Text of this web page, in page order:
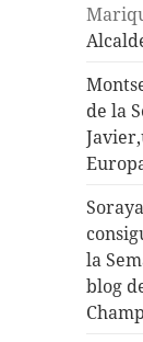
de la
la
blog